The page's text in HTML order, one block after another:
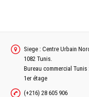
Siege : Centre Urbain
1082 Tunis.
Bureau commercial Tunis
1er étage
(+216) 28 605 906